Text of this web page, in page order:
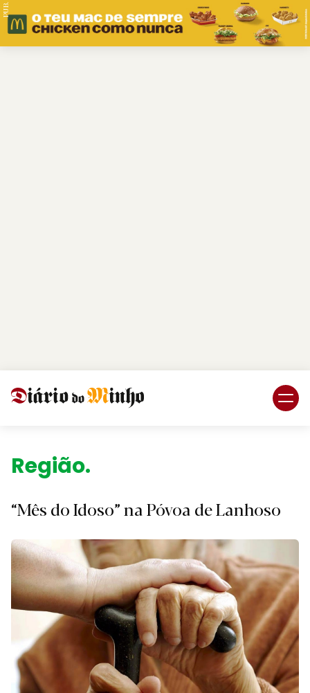
PUB.
Região.
“Mês do Idoso” na Póvoa de Lanhoso